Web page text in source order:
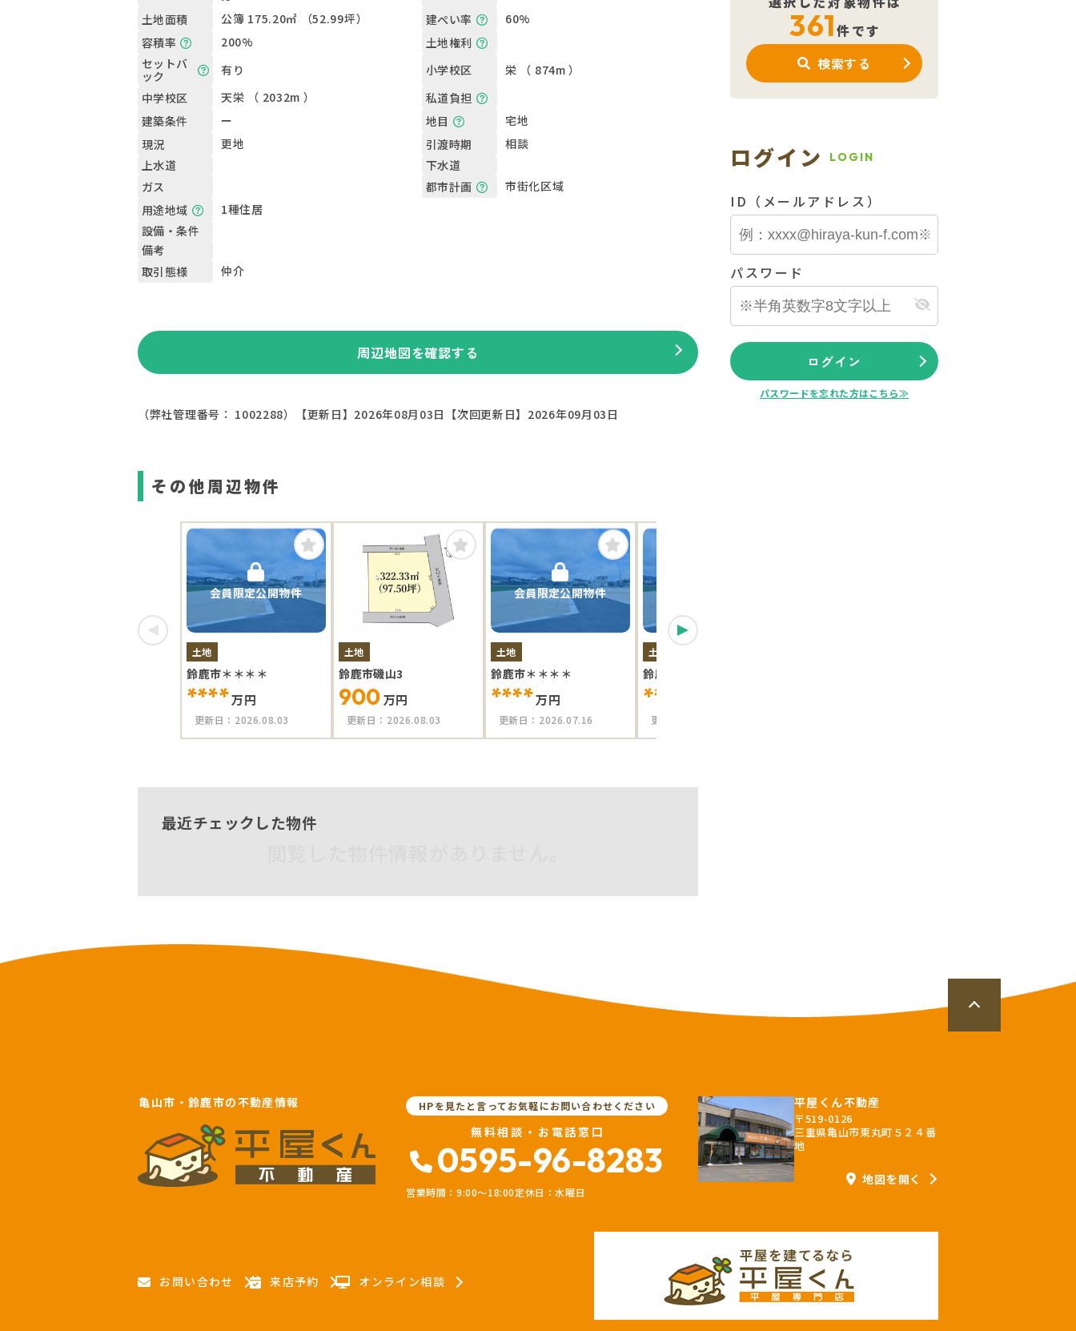
土地面積
公簿 175.20㎡ （52.99坪） 建ぺい率
60%
容積率
200%
土地権利
セットバ
ック
有り 小学校区
栄 （ 874m ）
中学校区
天栄 （ 2032m ）
私道負担
建築条件
ー 地目
宅地
現況
更地 引渡時期
相談
上水道
下水道
ガス
都市計画
市街化区域
用途地域
1種住居
設備・条件
備考
取引態様
仲介
周辺地図を確認する
（弊社管理番号： 1002288） 【更新日】2026年08月03日 【次回更新日】2026年09月03日
その他周辺物件
会員限定公開物件
土地
鈴鹿市＊＊＊＊
****万円
更新日： 2026.08.03
土地
鈴鹿市磯山3
900万円
更新日： 2026.08.03
会員限定公開物件
土地
鈴鹿市＊＊＊＊
****万円
更新日： 2026.07.16
土地
鈴鹿市＊＊＊＊
****
更新日：
最近チェックした物件
361件です
検索する
ログイン LOGIN
ID（メールアドレス）
パスワード
ログイン
パスワードを忘れた方はこちら≫
亀山市・鈴鹿市の不動産情報 HPを見たと言ってお気軽にお問い合わせください
無料相談・お電話窓口
0595-96-8283
営業時間：9:00〜18:00定休日：水曜日
平屋くん不動産
〒519-0126
三重県亀山市東丸町５２４番
地
地図を開く
お問い合わせ 来店予約 オンライン相談